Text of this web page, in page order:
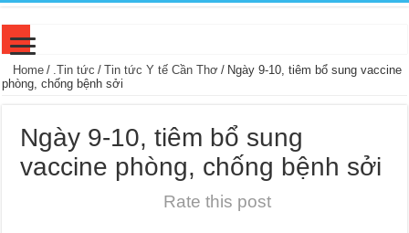
Đóng góp tài liệu cho chúng tôi
Hành trình khám sức khỏe cộng đồng cùng Phương Châu Sóc Trăng tại Trạm y
Cần Thơ chủ động nguồn máu dự trữ
Bệnh viện Ung bướu TP Cần Thơ khánh thành Khu khám chữa bệnh theo yêu
Khánh thành Phòng khám bác sĩ gia đình thứ 14 đặt tại Trạm Y tế xã Đại Ngãi
Home / .Tin tức / Tin tức Y tế Cần Thơ / Ngày 9-10, tiêm bổ sung vaccine
phòng, chống bệnh sởi
Ngày 9-10, tiêm bổ sung
vaccine phòng, chống bệnh sởi
Rate this post